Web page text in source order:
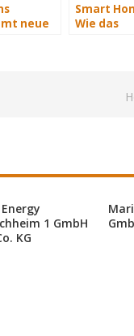
neue
Smart
Wie das
Energy
1 GmbH
KG